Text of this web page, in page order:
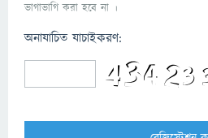
ভাগাভাগি করা হবে না ।
অনাযাচিত যাচাইকরণ: